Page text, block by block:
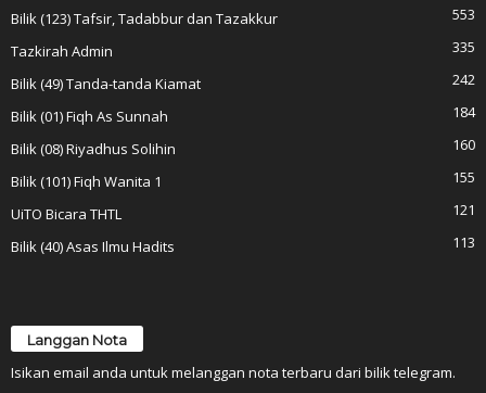
Bilik (123) Tafsir, Tadabbur dan Tazakkur
553
Tazkirah Admin
335
Bilik (49) Tanda-tanda Kiamat
242
Bilik (01) Fiqh As Sunnah
184
Bilik (08) Riyadhus Solihin
160
Bilik (101) Fiqh Wanita 1
155
UiTO Bicara THTL
121
Bilik (40) Asas Ilmu Hadits
113
Langgan Nota
Isikan email anda untuk melanggan nota terbaru dari bilik telegram.